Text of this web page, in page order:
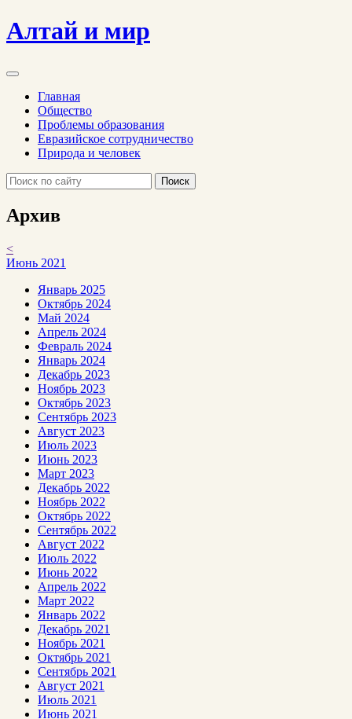
Алтай и мир
Главная
Общество
Проблемы образования
Евразийское сотрудничество
Природа и человек
Поиск
Архив
<
Июнь 2021
Январь 2025
Октябрь 2024
Май 2024
Апрель 2024
Февраль 2024
Январь 2024
Декабрь 2023
Ноябрь 2023
Октябрь 2023
Сентябрь 2023
Август 2023
Июль 2023
Июнь 2023
Март 2023
Декабрь 2022
Ноябрь 2022
Октябрь 2022
Сентябрь 2022
Август 2022
Июль 2022
Июнь 2022
Апрель 2022
Март 2022
Январь 2022
Декабрь 2021
Ноябрь 2021
Октябрь 2021
Сентябрь 2021
Август 2021
Июль 2021
Июнь 2021